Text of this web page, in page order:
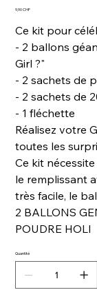
Prix
9,90 CHF
Ce kit pour
- 2 ballons
Girl ?"
- 2 sachets de
- 2 sachets de
- 1 fléchette
Réalisez votre
toutes les
Ce kit
le remplissant
très facile, le
2 BALLONS
POUDRE HOLI
Quantité